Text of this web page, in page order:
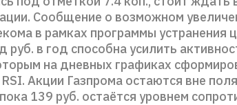
Сообщение о возможном
в рамках программы устранения
руб. в год способна усилить
на дневных графиках
Акции Газпрома остаются вне
139 руб. остаётся уровнем